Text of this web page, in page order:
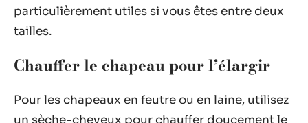
particulièrement utiles si vous êtes entre deux
tailles.
Chauffer le chapeau pour l’élargir
Pour les chapeaux en feutre ou en laine, utilisez
un sèche-cheveux pour chauffer doucement le